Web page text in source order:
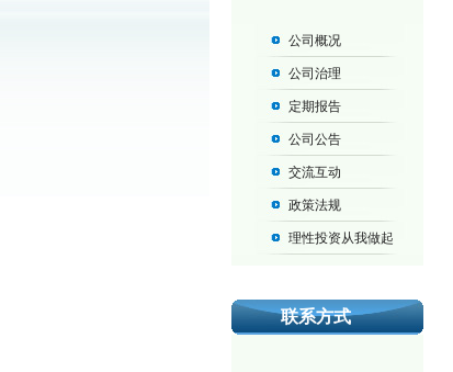
公司概况
公司治理
定期报告
公司公告
交流互动
政策法规
理性投资从我做起
联系方式